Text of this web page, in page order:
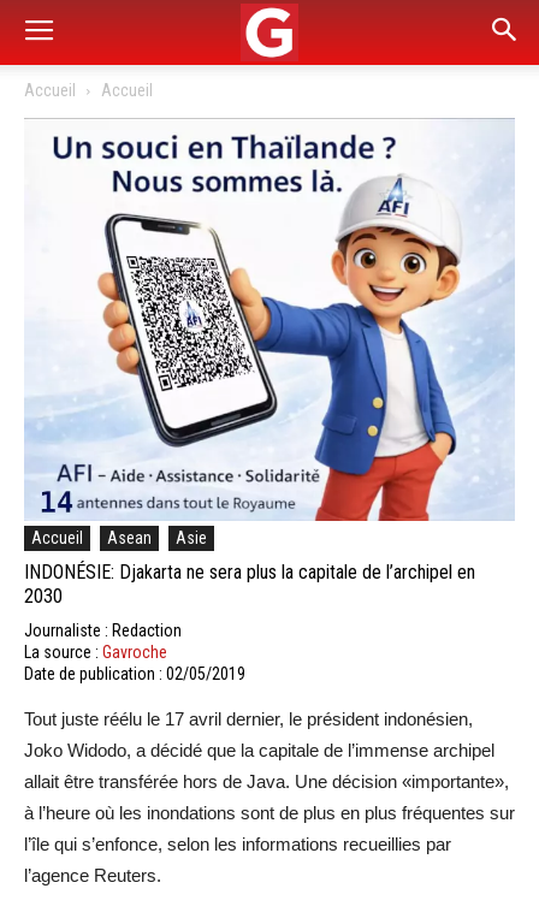
Accueil Accueil
Accueil Asean Asie
INDONÉSIE: Djakarta ne sera plus la capitale de l’archipel en
2030
Journaliste : Redaction
La source : Gavroche
Date de publication : 02/05/2019
Tout juste réélu le 17 avril dernier, le président indonésien,
Joko Widodo, a décidé que la capitale de l’immense archipel
allait être transférée hors de Java. Une décision «importante»,
à l’heure où les inondations sont de plus en plus fréquentes sur
l’île qui s’enfonce, selon les informations recueillies par
l’agence Reuters.